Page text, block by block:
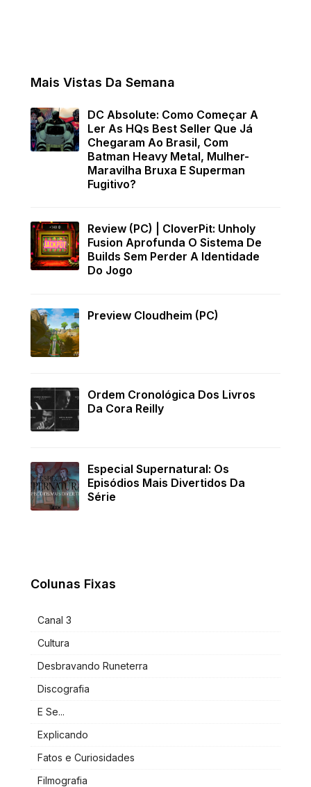
Mais Vistas Da Semana
DC Absolute: Como Começar A
Ler As HQs Best Seller Que Já
Chegaram Ao Brasil, Com
Batman Heavy Metal, Mulher-
Maravilha Bruxa E Superman
Fugitivo?
Review (PC) | CloverPit: Unholy
Fusion Aprofunda O Sistema De
Builds Sem Perder A Identidade
Do Jogo
Preview Cloudheim (PC)
Ordem Cronológica Dos Livros
Da Cora Reilly
Especial Supernatural: Os
Episódios Mais Divertidos Da
Série
Colunas Fixas
Canal 3
Cultura
Desbravando Runeterra
Discografia
E Se...
Explicando
Fatos e Curiosidades
Filmografia